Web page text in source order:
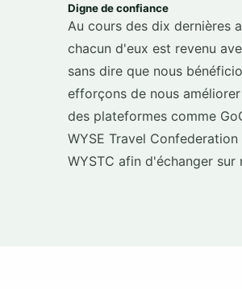
Digne de confiance
Au cours des dix dernières
chacun d'eux est revenu
sans dire que nous
efforçons de nous
des plateformes comme
WYSE Travel
WYSTC afin d'échanger